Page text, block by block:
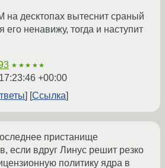
на десктопах вытеснит сраный
его ненавижу, тогда и наступит
★★★★★
+00:00
Ссылка
пристанище
если вдруг Линус решит резко
политику ядра в